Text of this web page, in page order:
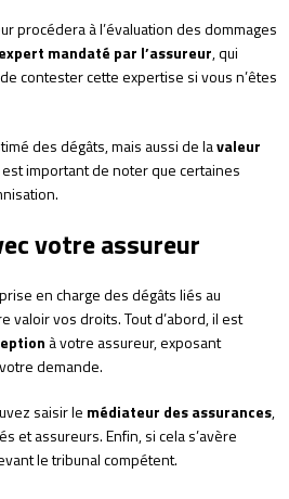
procédera à l’évaluation des dommages
expert mandaté par l’assureur, qui
contester cette expertise si vous n’êtes
des dégâts, mais aussi de lavaleur
important de noter que certaines
votre assureur
en charge des dégâts liés au
vos droits. Tout d’abord, il est
à votre assureur, exposant
demande.
saisir le médiateur des assurances,
et assureurs. Enfin, si cela s’avère
le tribunal compétent.